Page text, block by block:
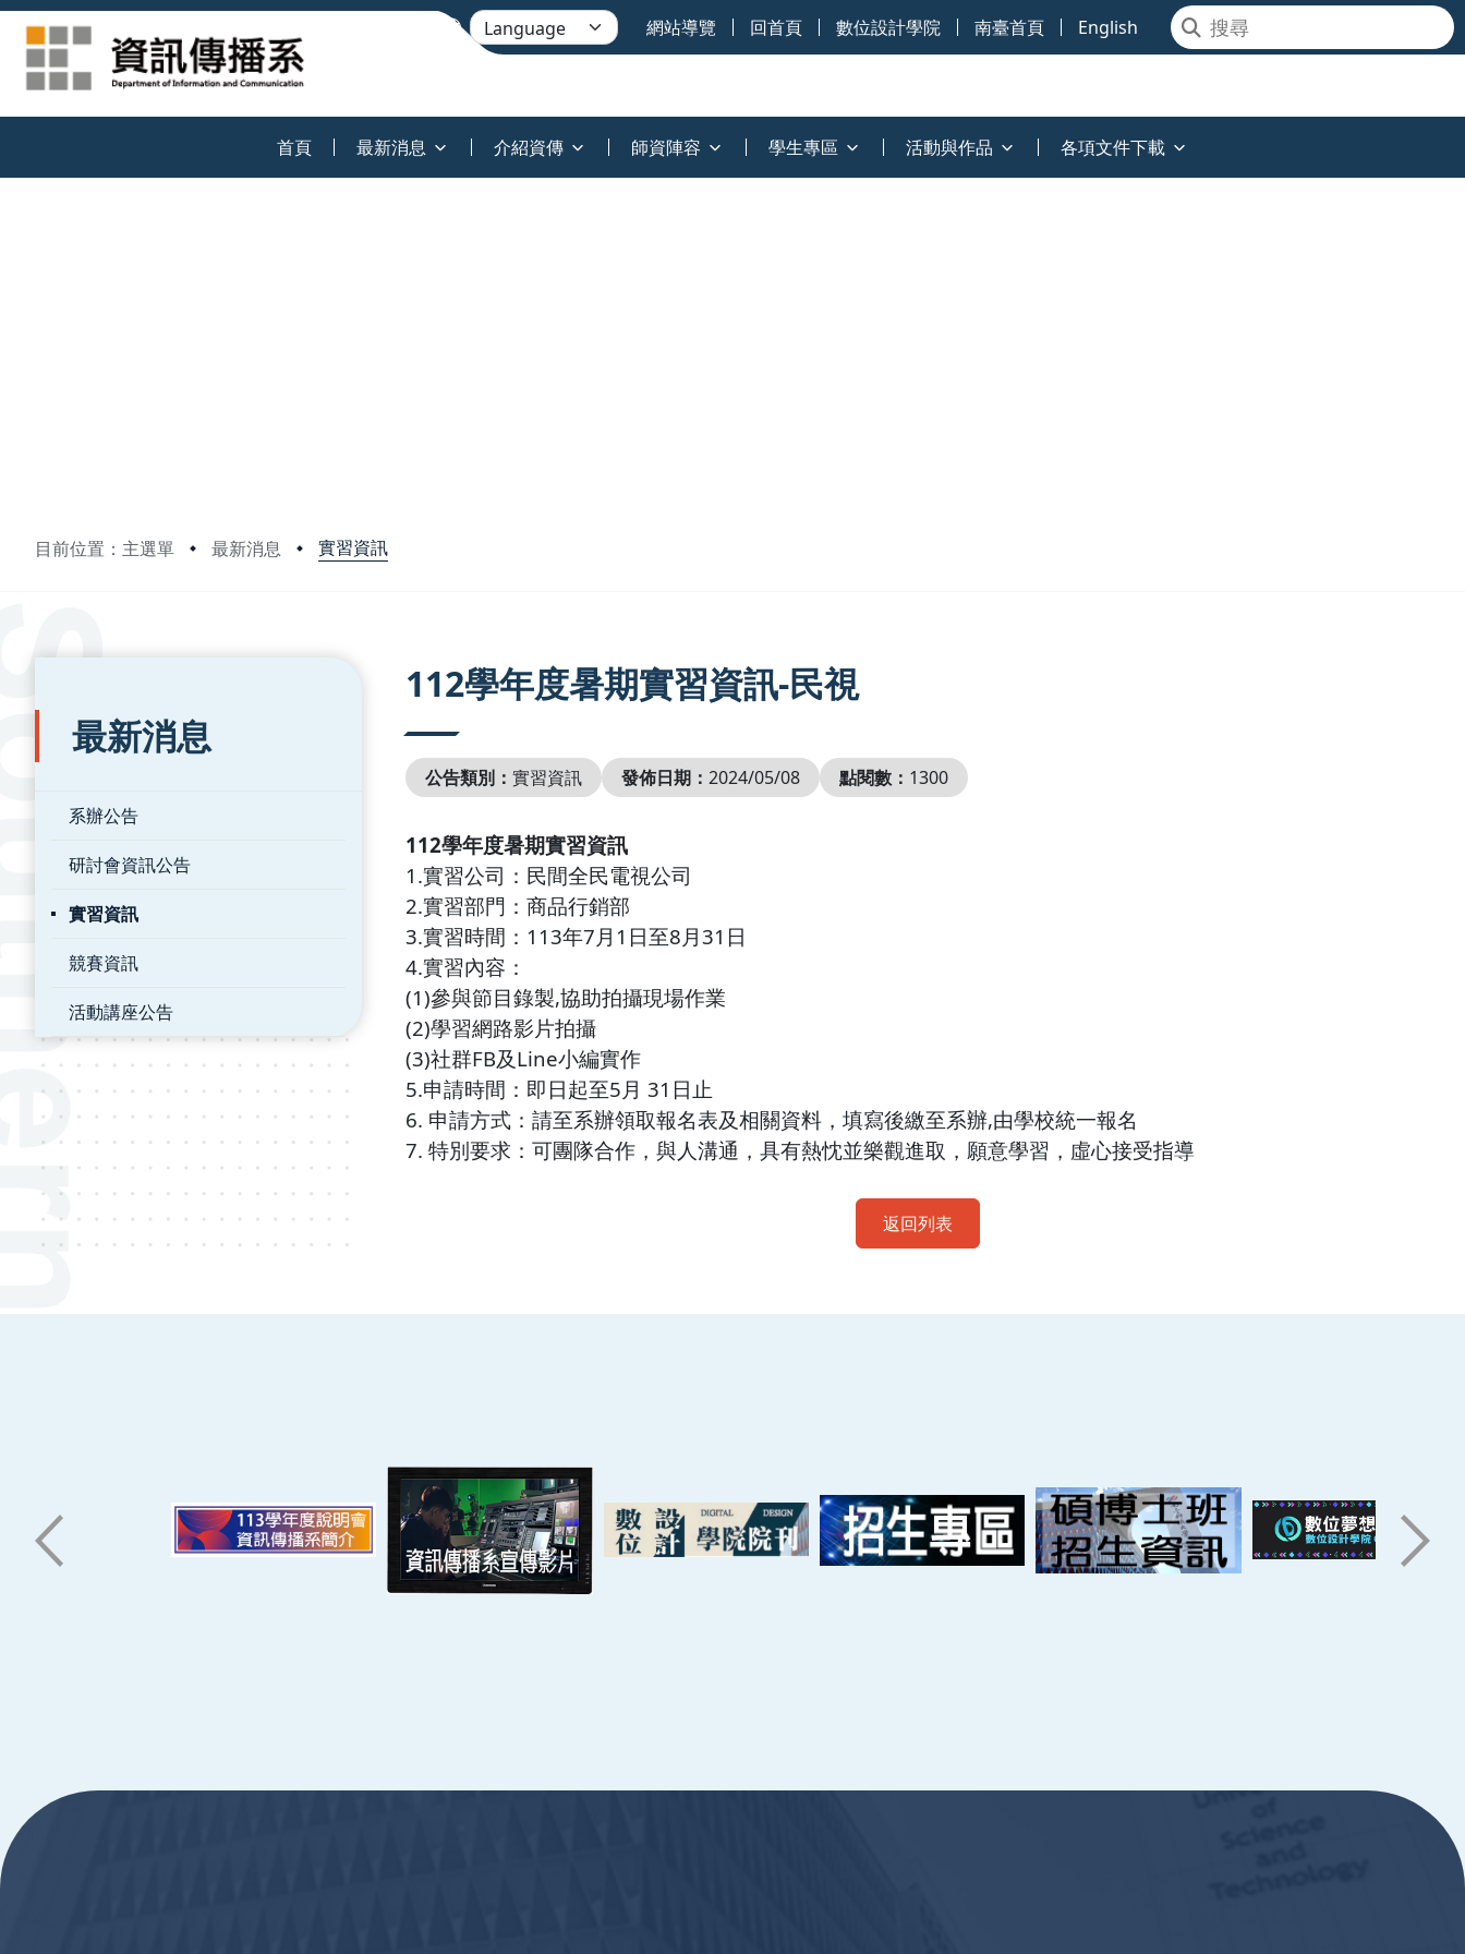
網站導覽 回首頁 數位設計學院 南臺首頁 English
首頁 最新消息 介紹資傳 師資陣容 學生專區 活動與作品 各項文件下載
目前位置：主選單 最新消息 實習資訊
:::
最新消息
系辦公告
研討會資訊公告
實習資訊
競賽資訊
活動講座公告
112學年度暑期實習資訊-民視
公告類別： 實習資訊 發佈日期： 2024/05/08 點閱數： 1300
112學年度暑期實習資訊
1.實習公司：民間全民電視公司
2.實習部門：商品行銷部
3.實習時間：113年7月1日至8月31日
4.實習內容：
(1)參與節目錄製,協助拍攝現場作業
(2)學習網路影片拍攝
(3)社群FB及Line小編實作
5.申請時間：即日起至5月 31日止
6. 申請方式：請至系辦領取報名表及相關資料，填寫後繳至系辦,由學校統一報名
7. 特別要求：可團隊合作，與人溝通，具有熱忱並樂觀進取，願意學習，虛心接受指導
返回列表
ic@stust.edu.tw